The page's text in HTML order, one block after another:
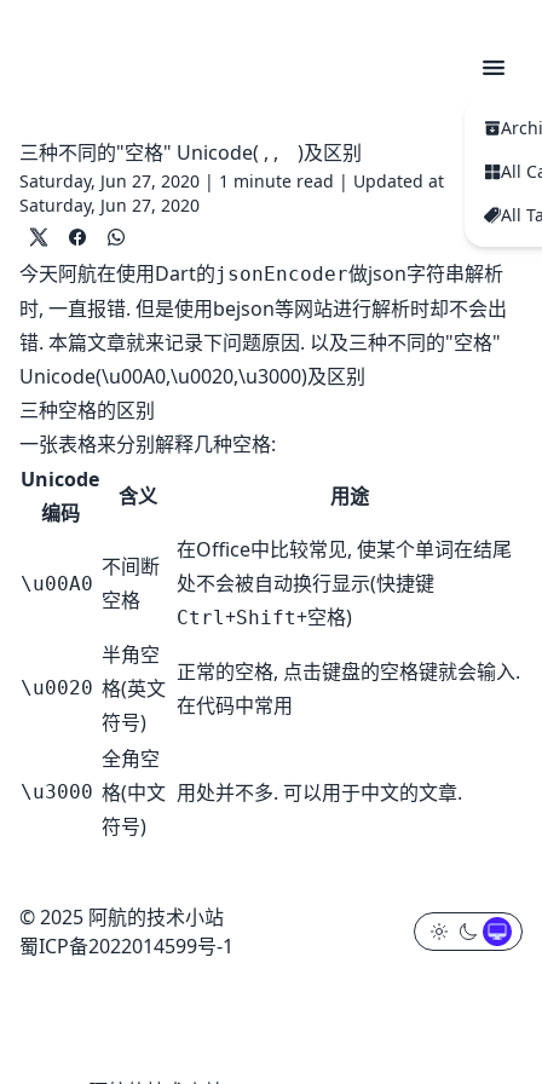
All
All
三种不同的"空格" Unicode( , , )及区别
Saturday, Jun 27, 2020 | 1 minute read | Updated at
Saturday, Jun 27, 2020
今天阿航在使用Dart的jsonEncoder做json字符串解析
时, 一直报错. 但是使用bejson等网站进行解析时却不会出
错. 本篇文章就来记录下问题原因. 以及三种不同的"空格"
Unicode(\u00A0,\u0020,\u3000)及区别
三种空格的区别
一张表格来分别解释几种空格:
Unicode
编码
含义 用途
\u00A0
不间断
空格
在Office中比较常见, 使某个单词在结尾
处不会被自动换行显示(快捷键
Ctrl+Shift+空格)
\u0020
半角空
格(英文
符号)
正常的空格, 点击键盘的空格键就会输入.
在代码中常用
\u3000
全角空
格(中文
符号)
用处并不多. 可以用于中文的文章.
© 2025 阿航的技术小站
蜀ICP备2022014599号-1